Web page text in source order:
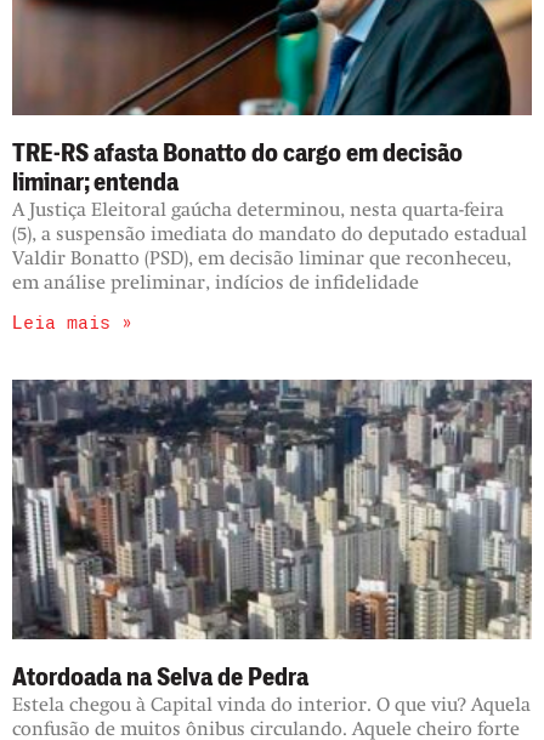
TRE-RS afasta Bonatto do cargo em decisão
liminar; entenda
A Justiça Eleitoral gaúcha determinou, nesta quarta-feira
(5), a suspensão imediata do mandato do deputado estadual
Valdir Bonatto (PSD), em decisão liminar que reconheceu,
em análise preliminar, indícios de infidelidade
Leia mais »
Atordoada na Selva de Pedra
Estela chegou à Capital vinda do interior. O que viu? Aquela
confusão de muitos ônibus circulando. Aquele cheiro forte